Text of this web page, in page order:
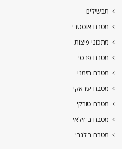
תבשילים
מטבח אוסטרי
מתכוני פיצות
מטבח פרסי
מטבח תימני
מטבח עיראקי
מטבח טורקי
מטבח ברזילאי
מטבח בולגרי